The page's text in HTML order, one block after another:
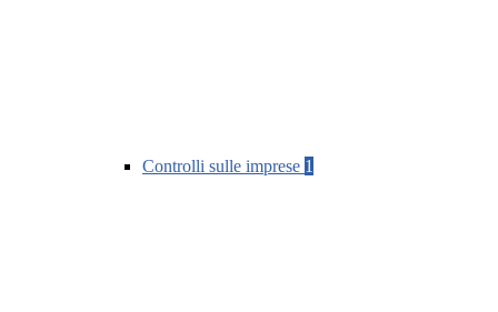
Controlli sulle imprese 1